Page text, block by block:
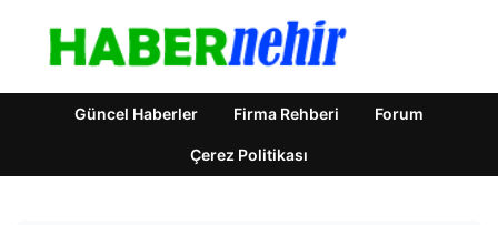
Güncel Haberler Firma Rehberi Forum
Çerez Politikası